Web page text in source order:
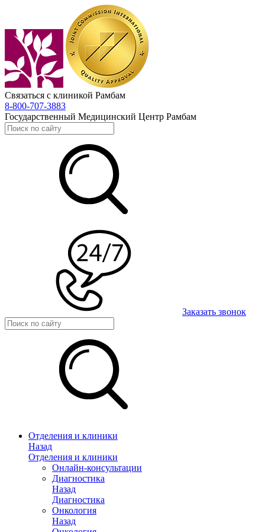
Связаться с клиникой Рамбам
8-800-707-3883
Государственный Медицинский Центр Рамбам
Заказать звонок
Отделения и клиники
Назад
Отделения и клиники
Онлайн-консультации
Диагностика
Назад
Диагностика
Онкология
Назад